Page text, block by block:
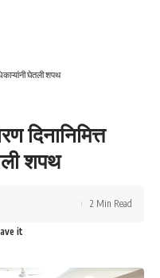
घेतली शपथ
दिनानिमित्त
शपथ
2 Min Read